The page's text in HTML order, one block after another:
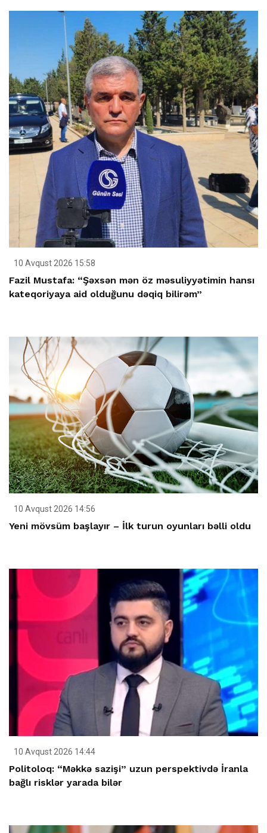
10 Avqust 2026 15:58
Fazil Mustafa: “Şəxsən mən öz məsuliyyətimin hansı
kateqoriyaya aid olduğunu dəqiq bilirəm”
10 Avqust 2026 14:56
Yeni mövsüm başlayır – İlk turun oyunları bəlli oldu
10 Avqust 2026 14:44
Politoloq: “Məkkə sazişi” uzun perspektivdə İranla
bağlı risklər yarada bilər